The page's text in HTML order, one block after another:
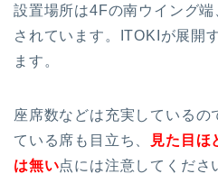
設置場所は4Fの南ウイング
されています。ITOKIが展開
ます。
座席数などは充実しているの
ている席も目立ち、
見た目ほ
は無い点には注意してくださ